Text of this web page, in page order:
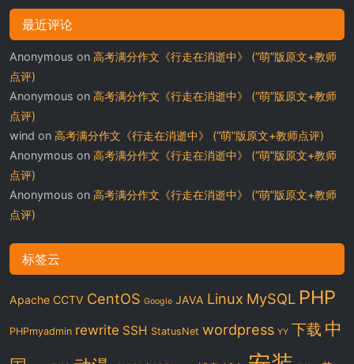
最近评论
Anonymous on 高考满分作文《行走在消逝中》 (“萌”版原文+教师
点评)
Anonymous on 高考满分作文《行走在消逝中》 (“萌”版原文+教师
点评)
wind on 高考满分作文《行走在消逝中》 (“萌”版原文+教师点评)
Anonymous on 高考满分作文《行走在消逝中》 (“萌”版原文+教师
点评)
Anonymous on 高考满分作文《行走在消逝中》 (“萌”版原文+教师
点评)
标签云
Apache CCTV CentOS Google JAVA Linux MySQL PHP
PHPmyadmin rewrite SSH StatusNet wordpress YY 下载 中